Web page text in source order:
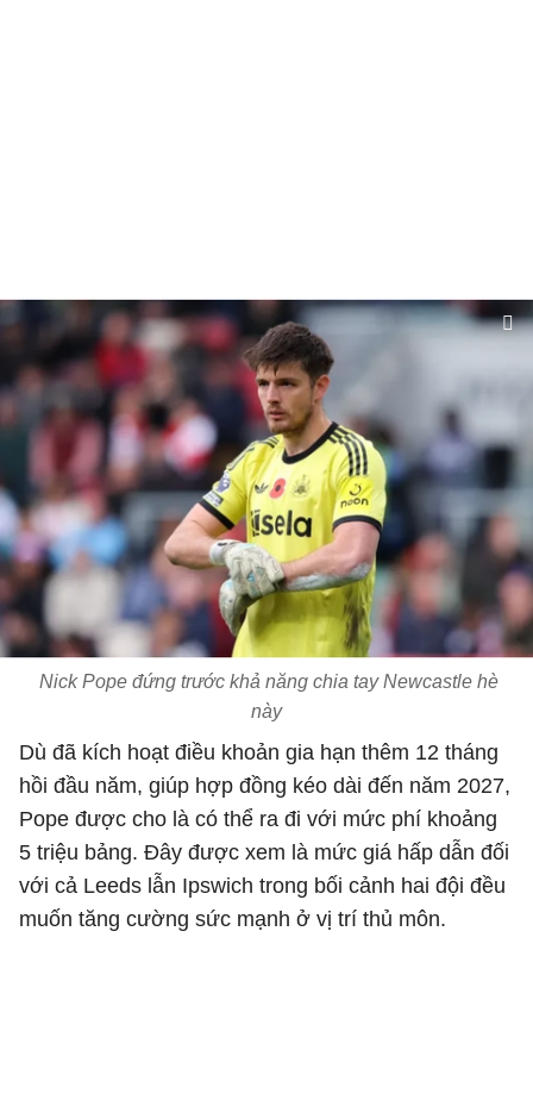
Nick Pope đứng trước khả năng chia tay Newcastle hè
này
Dù đã kích hoạt điều khoản gia hạn thêm 12 tháng
hồi đầu năm, giúp hợp đồng kéo dài đến năm 2027,
Pope được cho là có thể ra đi với mức phí khoảng
5 triệu bảng. Đây được xem là mức giá hấp dẫn đối
với cả Leeds lẫn Ipswich trong bối cảnh hai đội đều
muốn tăng cường sức mạnh ở vị trí thủ môn.